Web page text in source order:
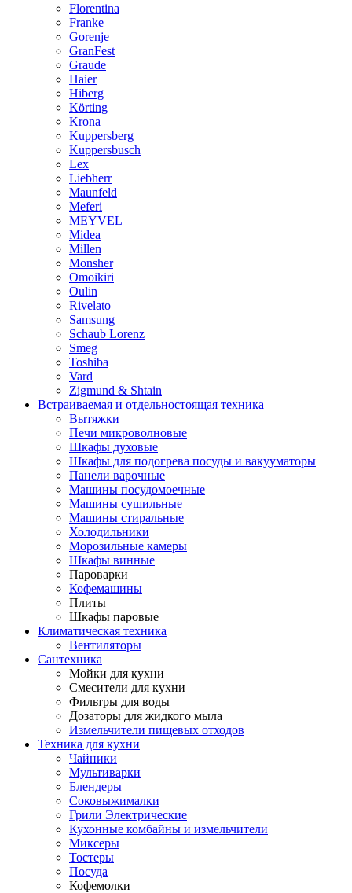
Florentina
Franke
Gorenje
GranFest
Graude
Haier
Hiberg
Körting
Krona
Kuppersberg
Kuppersbusch
Lex
Liebherr
Maunfeld
Meferi
MEYVEL
Midea
Millen
Monsher
Omoikiri
Oulin
Rivelato
Samsung
Schaub Lorenz
Smeg
Toshiba
Vard
Zigmund & Shtain
Встраиваемая и отдельностоящая техника
Вытяжки
Печи микроволновые
Шкафы духовые
Шкафы для подогрева посуды и вакууматоры
Панели варочные
Машины посудомоечные
Машины сушильные
Машины стиральные
Холодильники
Морозильные камеры
Шкафы винные
Пароварки
Кофемашины
Плиты
Шкафы паровые
Климатическая техника
Вентиляторы
Сантехника
Мойки для кухни
Смесители для кухни
Фильтры для воды
Дозаторы для жидкого мыла
Измельчители пищевых отходов
Техника для кухни
Чайники
Мультиварки
Блендеры
Соковыжималки
Грили Электрические
Кухонные комбайны и измельчители
Миксеры
Тостеры
Посуда
Кофемолки